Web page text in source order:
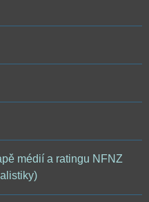
médií a ratingu NFNZ